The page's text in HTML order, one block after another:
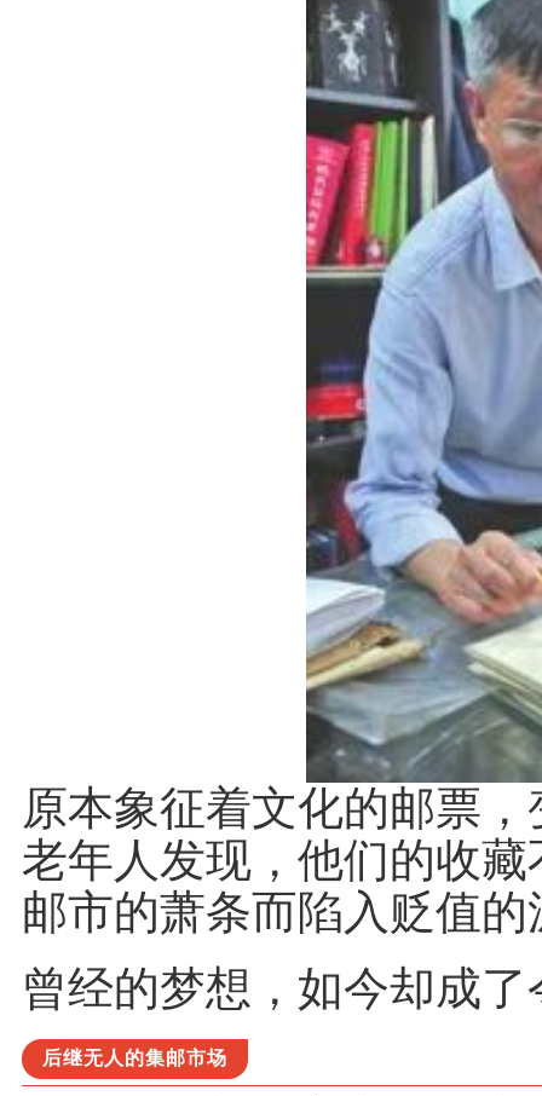
原本象征着文化的邮票
老年人发现，他们的收
邮市的萧条而陷入贬值的
曾经的梦想，如今却成
后继无人的集邮市场